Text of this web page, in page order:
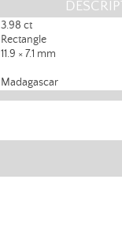
3.98 ct
Rectangle
11.9 × 7.1 mm
Madagascar